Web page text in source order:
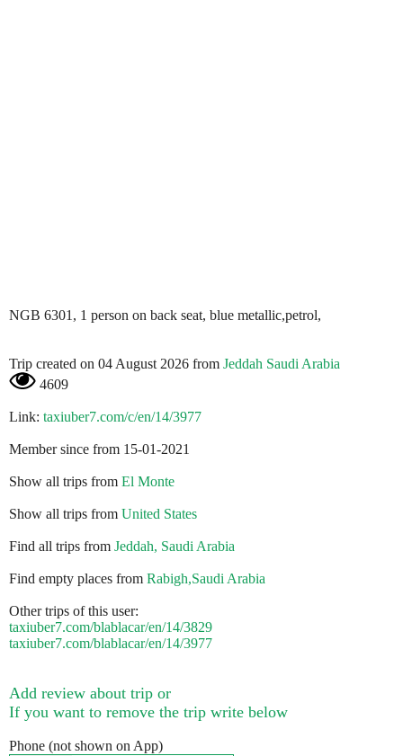
NGB 6301, 1 person on back seat, blue metallic,petrol,
Trip created on 04 August 2026 from Jeddah Saudi Arabia
4609
Link: taxiuber7.com/c/en/14/3977
Member since from 15-01-2021
Show all trips from El Monte
Show all trips from United States
Find all trips from Jeddah, Saudi Arabia
Find empty places from Rabigh,Saudi Arabia
Other trips of this user:
taxiuber7.com/blablacar/en/14/3829
taxiuber7.com/blablacar/en/14/3977
Add review about trip or
If you want to remove the trip write below
Phone (not shown on App)